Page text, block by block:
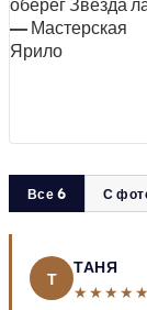
Все 6 С
Т
ТАНЯ
★★★★★